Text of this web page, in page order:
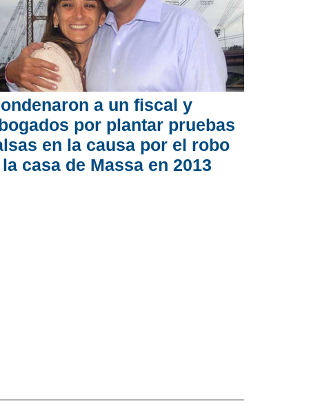
a un fiscal y
por plantar pruebas
en la causa por el robo
casa de Massa en 2013